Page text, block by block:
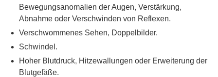
Bewegungsanomalien der Augen, Verstärkung,
Abnahme oder Verschwinden von Reflexen.
Verschwommenes Sehen, Doppelbilder.
Schwindel.
Hoher Blutdruck, Hitzewallungen oder Erweiterung der
Blutgefäße.